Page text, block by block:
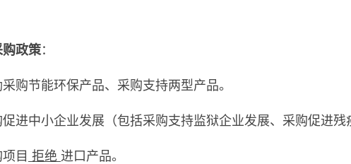
购政策：
购节能环保产品、采购支持两型产品。
促进中小企业发展（包括采购支持监狱企业发展、采购促进残
目 拒绝 进口产品。